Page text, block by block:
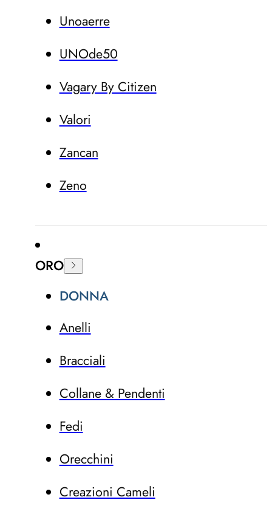
Unoaerre
UNOde50
Vagary By Citizen
Valori
Zancan
Zeno
ORO
DONNA
Anelli
Bracciali
Collane & Pendenti
Fedi
Orecchini
Creazioni Cameli